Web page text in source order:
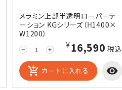
メラミン上部半透明ローパーテ
ーション KGシリーズ（H1400×
W1200）
remove add ¥16,590 税込
add_shopping_cart カートに入れる visibility